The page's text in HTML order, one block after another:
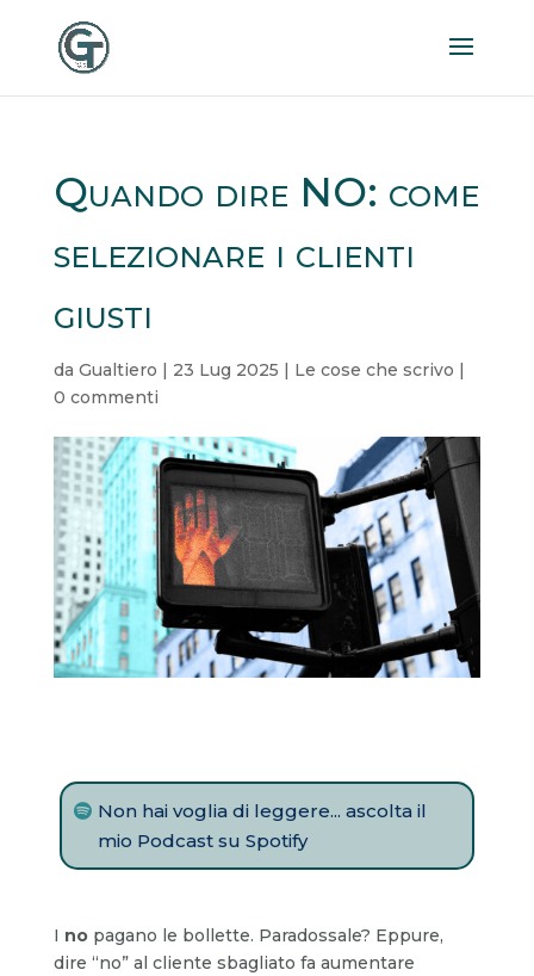
Quando dire NO: come
selezionare i clienti
giusti
da Gualtiero | 23 Lug 2025 | Le cose che scrivo |
0 commenti
Non hai voglia di leggere... ascolta il
mio Podcast su Spotify
I nopagano le bollette. Paradossale? Eppure,
dire “no” al cliente sbagliato fa aumentare